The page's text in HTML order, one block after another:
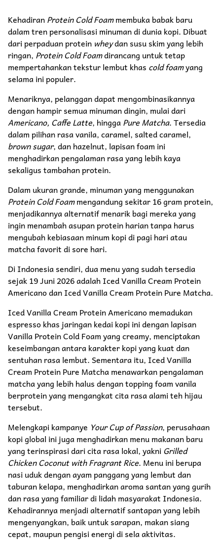
KehadiranProtein Cold Foammembuka babak baru
dalam tren personalisasi minuman di dunia kopi. Dibuat
dari perpaduan protein wheydan susu skim yang lebih
ringan, Protein Cold Foamdirancang untuk tetap
mempertahankan tekstur lembut khas cold foamyang
selama ini populer.
Menariknya, pelanggan dapat mengombinasikannya
dengan hampir semua minuman dingin, mulai dari
Americano, Caffe Latte, hinggaPure Matcha. Tersedia
dalam pilihan rasa vanila, caramel, salted caramel,
brown sugar, dan hazelnut, lapisan foam ini
menghadirkan pengalaman rasa yang lebih kaya
sekaligus tambahan protein.
Dalam ukuran grande, minuman yang menggunakan
Protein Cold Foammengandung sekitar 16 gram protein,
menjadikannya alternatif menarik bagi mereka yang
ingin menambah asupan protein harian tanpa harus
mengubah kebiasaan minum kopi di pagi hari atau
matcha favorit di sore hari.
Di Indonesia sendiri, dua menu yang sudah tersedia
sejak 19 Juni 2026 adalah Iced Vanilla Cream Protein
Americano dan Iced Vanilla Cream Protein Pure Matcha.
Iced Vanilla Cream Protein Americano memadukan
espresso khas jaringan kedai kopi ini dengan lapisan
Vanilla Protein Cold Foam yang creamy, menciptakan
keseimbangan antara karakter kopi yang kuat dan
sentuhan rasa lembut. Sementara itu, Iced Vanilla
Cream Protein Pure Matcha menawarkan pengalaman
matcha yang lebih halus dengan topping foam vanila
berprotein yang mengangkat cita rasa alami teh hijau
tersebut.
Melengkapi kampanye Your Cup of Passion, perusahaan
kopi global ini juga menghadirkan menu makanan baru
yang terinspirasi dari cita rasa lokal, yakni Grilled
Chicken Coconut with Fragrant Rice. Menu ini berupa
nasi uduk dengan ayam panggang yang lembut dan
taburan kelapa, menghadirkan aroma santan yang gurih
dan rasa yang familiar di lidah masyarakat Indonesia.
Kehadirannya menjadi alternatif santapan yang lebih
mengenyangkan, baik untuk sarapan, makan siang
cepat, maupun pengisi energi di sela aktivitas.